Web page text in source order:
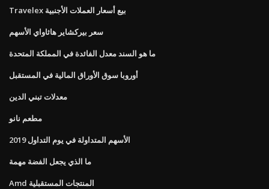
Travelex بيع أسعار العملات الأجنبية
سعر بيركشاير هاثاواي الأسهم
ما هو السند معدل الفائدة في المملكة المتحدة
أوروبا سوق الأوراق المالية في المستقبل
معدلات تبني الدين
مطعم نانو
الأسهم المتداولة في يوم التداول 2019
ما الذي يجعل الفضة مهمة
Amd المنتجات المستقبلية